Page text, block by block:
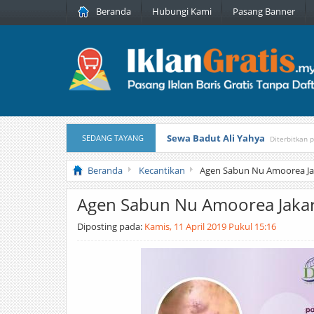
Beranda Hubungi Kami Pasang Banner
SEDANG TAYANG Sewa Badut Ali Yahya Diterbitkan
Honda Brio 1.3 E AT CBU 2012
Beranda Kecantikan Agen Sabun Nu Amoorea
Agen Sabun Nu Amoorea
Diposting pada: Kamis, 11 April 2019 Pukul 15:16